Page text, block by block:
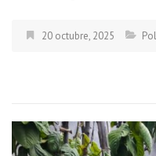
20 octubre, 2025